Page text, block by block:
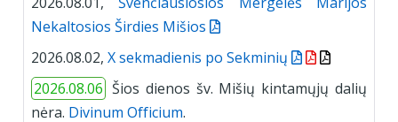
Nekaltosios Širdies Mišios
2026.08.02, X sekmadienis po Sekminių
2026.08.06 Šios dienos šv. Mišių kintamųjų dalių
nėra. Divinum Officium.